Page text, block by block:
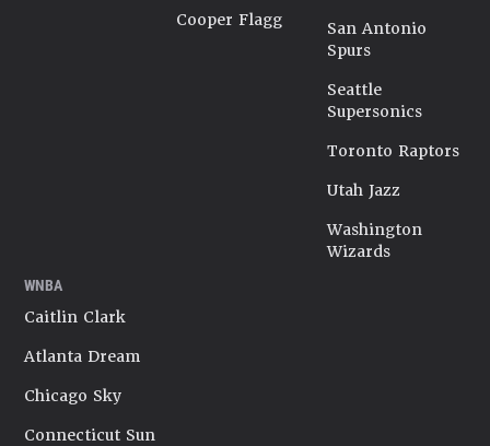
Cooper Flagg
San Antonio
Spurs
Seattle
Supersonics
Toronto Raptors
Utah Jazz
Washington
Wizards
WNBA
Caitlin Clark
Atlanta Dream
Chicago Sky
Connecticut Sun